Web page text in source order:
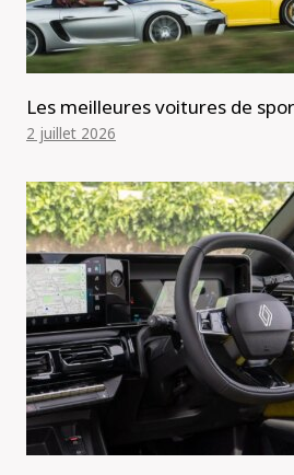
Les meilleures voitures de
2 juillet 2026